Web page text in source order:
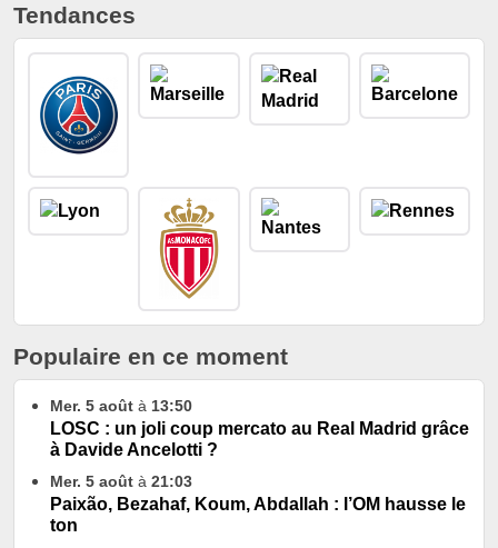
Tendances
Populaire en ce moment
Mer. 5 août à 13:50
LOSC : un joli coup mercato au Real Madrid grâce
à Davide Ancelotti ?
Mer. 5 août à 21:03
Paixão, Bezahaf, Koum, Abdallah : l’OM hausse le
ton